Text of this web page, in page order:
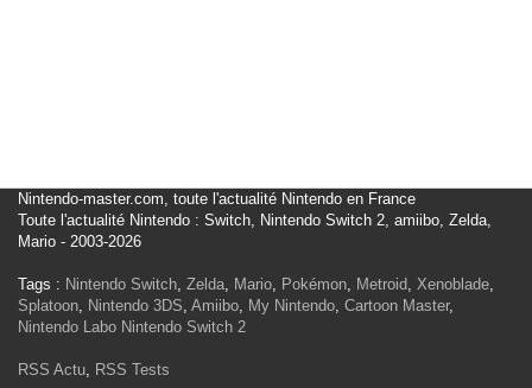
Nintendo-master.com, toute l'actualité Nintendo en France
Toute l'actualité Nintendo : Switch, Nintendo Switch 2, amiibo, Zelda,
Mario - 2003-2026
Tags : Nintendo Switch, Zelda, Mario, Pokémon, Metroid, Xenoblade,
Splatoon, Nintendo 3DS, Amiibo, My Nintendo, Cartoon Master,
Nintendo Labo Nintendo Switch 2
RSS Actu, RSS Tests